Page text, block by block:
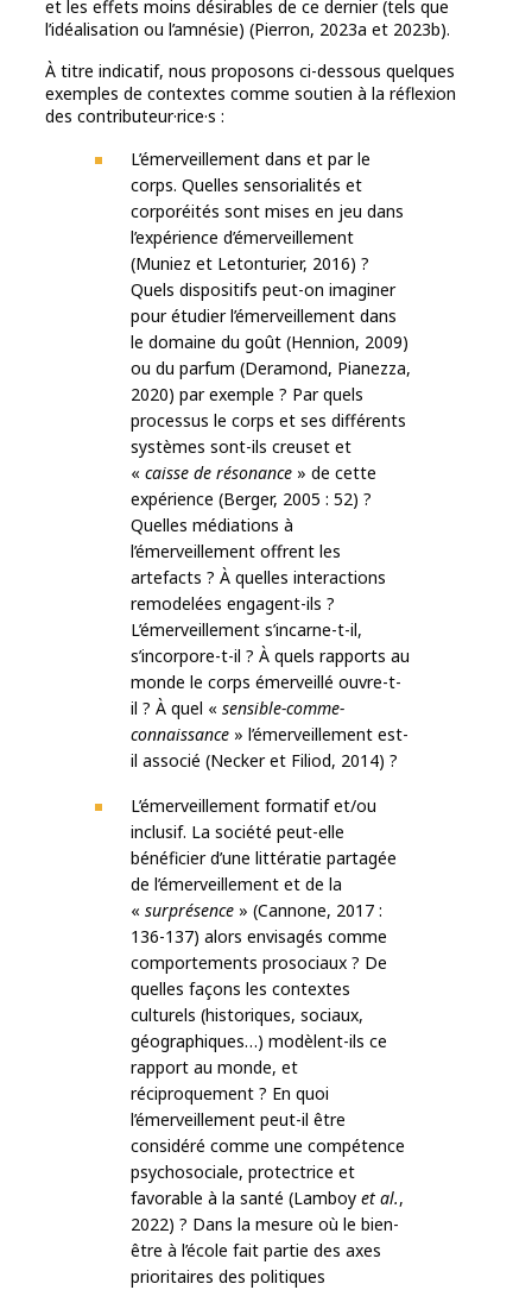
et les effets moins désirables de ce dernier (tels que
l’idéalisation ou l’amnésie) (Pierron, 2023a et 2023b).
À titre indicatif, nous proposons ci-dessous quelques
exemples de contextes comme soutien à la réflexion
des contributeur·rice·s :
L’émerveillement dans et par le
corps. Quelles sensorialités et
corporéités sont mises en jeu dans
l’expérience d’émerveillement
(Muniez et Letonturier, 2016) ?
Quels dispositifs peut-on imaginer
pour étudier l’émerveillement dans
le domaine du goût (Hennion, 2009)
ou du parfum (Deramond, Pianezza,
2020) par exemple ? Par quels
processus le corps et ses différents
systèmes sont-ils creuset et
« caisse de résonance » de cette
expérience (Berger, 2005 : 52) ?
Quelles médiations à
l’émerveillement offrent les
artefacts ? À quelles interactions
remodelées engagent-ils ?
L’émerveillement s’incarne-t-il,
s’incorpore-t-il ? À quels rapports au
monde le corps émerveillé ouvre-t-
il ? À quel « sensible-comme-
connaissance » l’émerveillement est-
il associé (Necker et Filiod, 2014) ?
L’émerveillement formatif et/ou
inclusif. La société peut-elle
bénéficier d’une littératie partagée
de l’émerveillement et de la
« surprésence » (Cannone, 2017 :
136-137) alors envisagés comme
comportements prosociaux ? De
quelles façons les contextes
culturels (historiques, sociaux,
géographiques…) modèlent-ils ce
rapport au monde, et
réciproquement ? En quoi
l’émerveillement peut-il être
considéré comme une compétence
psychosociale, protectrice et
favorable à la santé (Lamboy et al.,
2022) ? Dans la mesure où le bien-
être à l’école fait partie des axes
prioritaires des politiques